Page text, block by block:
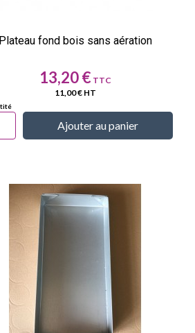
Plateau fond bois sans aération
Prix
13,20 €
11,00 € HT
Ajouter au panier